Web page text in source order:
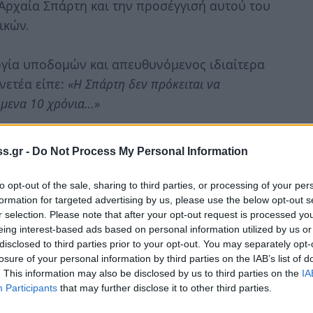
- Do Not Process My Personal Information
opt-out of the sale, sharing to third parties, or processing of your
for targeted advertising by us, please use the below opt-out
selection. Please note that after your opt-out request is processed
interest-based ads based on personal information utilized by us
to third parties prior to your opt-out. You may separately
of your personal information by third parties on the IAB’s list of
This information may also be disclosed by us to third parties on the
Participants that may further disclose it to other third parties.
Σπάρτη και την προσέγγισή αυτού του
υποδομών και απευθυνόμενος ιδιαίτερα
είπε: «Η Σπάρτη δεν πρόκειται να
10 χρόνια…»
αφού ανατρέπει βασικό άξονα τόσο της
της Σπάρτης.
έγινε στα πλαίσια μιας επίσημης
Πανεπιστημίου Πελοποννήσου. Αυτό
απάντηση ή εξήγηση από την πλευρά της
περιοχής, μέσα από έργα και υποδομές